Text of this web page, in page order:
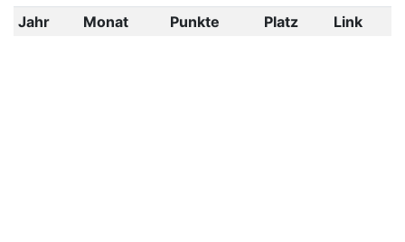
Jahr Monat Punkte Platz Link